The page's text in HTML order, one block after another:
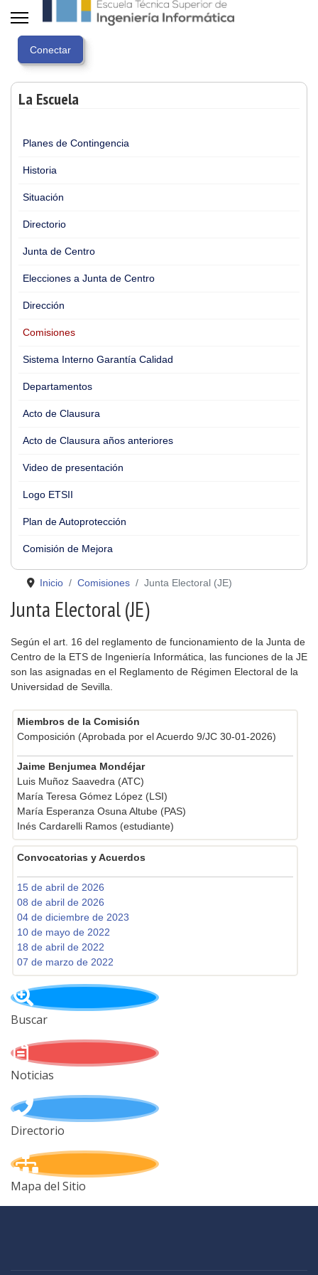
La Escuela
Planes de Contingencia
Historia
Situación
Directorio
Junta de Centro
Elecciones a Junta de Centro
Dirección
Comisiones
Sistema Interno Garantía Calidad
Departamentos
Acto de Clausura
Acto de Clausura años anteriores
Video de presentación
Logo ETSII
Plan de Autoprotección
Comisión de Mejora
Inicio Comisiones Junta Electoral (JE)
Junta Electoral (JE)
Según el art. 16 del reglamento de funcionamiento de la Junta de
Centro de la ETS de Ingeniería Informática, las funciones de la JE
son las asignadas en el Reglamento de Régimen Electoral de la
Universidad de Sevilla.
Miembros de la Comisión
Composición (Aprobada por el Acuerdo 9/JC 30-01-2026)
Jaime Benjumea Mondéjar
Luis Muñoz Saavedra (ATC)
María Teresa Gómez López (LSI)
María Esperanza Osuna Altube (PAS)
Inés Cardarelli Ramos (estudiante)
Convocatorias y Acuerdos
15 de abril de 2026
08 de abril de 2026
04 de diciembre de 2023
10 de mayo de 2022
18 de abril de 2022
07 de marzo de 2022
Buscar
Noticias
Directorio
Mapa del Sitio